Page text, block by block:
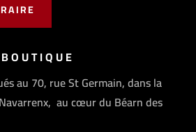
au 70, rue St Germain, dans la
au cœur du Béarn des